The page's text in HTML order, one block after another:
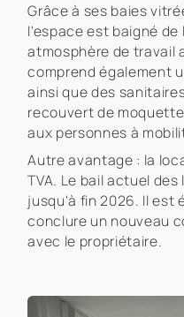
Grâce à ses baies
l'espace est baigné de
atmosphère de travail
comprend également
ainsi que des
recouvert de
aux personnes à
Autre avantage : la
TVA. Le bail actuel
jusqu'à fin 2026. Il est
conclure un nouveau
avec le propriétaire.